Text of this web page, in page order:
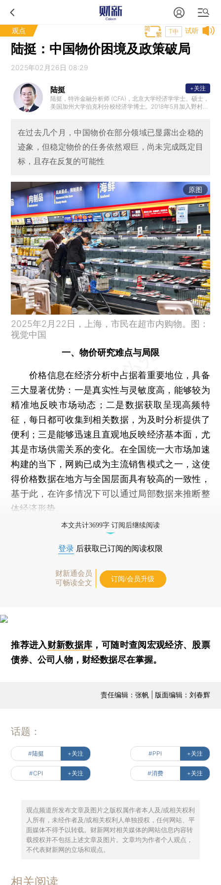
观点 试听
T中
陆挺：中国物价困境及政策破局
2025年02月26日 08:29
陆挺
陆挺，特许金融分析师 (CFA)，北京大学经济学学士、硕士，
美国加州大学伯克利分校经济学博士。2018年5月加入野村，
中华区首席经济学家和董事总经理。
+关注
在过去几个月，中国物价在部分领域已显露出企稳的
迹象，但稳定物价的任务依然艰巨，尚未完成既定目
标，且存在反复的可能性
原图
2025年2月22日，上海，市民在超市内购物。图：
视觉中国
一、物价研究难点与局限
价格信息在经济分析中占据着重要地位，具备
三大显著优势：一是真实性与灵敏度高，能够较为
精准地反映市场动态；二是数据获取呈现高频特
征，每日都可收集到相关数据，为及时分析提供了
便利；三是能够迅速且直观地反映经济基本面，尤
其是市场供需关系的变化。在全国统一大市场加速
构建的当下，网购已成为主流销售模式之一，这使
得价格数据在地方与全国层面具有较高的一致性，
基于此，在许多情况下可以通过局部数据来推断整
体经济形势。
本文共计3699字 订阅后继续阅读
登录 后获取已订阅的阅读权限
财新通会员
可畅读全文
订阅/会员升级
推荐进入财新数据库 ，可随时查阅宏观经济、股票
债券、公司人物，财经数据尽在掌握。
责任编辑：张帆 | 版面编辑：刘春辉
话题：
#陆挺 +关注 #PPI +关注
#CPI +关注 #消费 +关注
观点频道所发布文章及图片之版权属作者本人及/或相关权利
人所有，未经作者及/或相关权利人单独授权，任何网站、平
面媒体不得予以转载。财新网对相关媒体的网站信息内容转
载授权并不包括上述文章及图片。文章均为作者个人观点，
不代表财新网的立场和观点。
相关阅读